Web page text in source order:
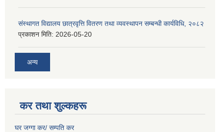
संस्थागत विद्यालय छात्रवृत्ति वितरण तथा व्यवस्थापन सम्बन्धी कार्यविधि, २०८२
प्रकाशन मिति: 2026-05-20
अन्य
कर तथा शुल्कहरू
घर जग्गा कर/ सम्पति कर